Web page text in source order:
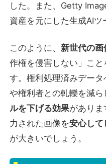
した。また、Getty
資産を元にした生成AIツ
このように、新世代の
作権を侵害しない」こ
す。権利処理済みデー
や権利者との軋轢を減
ルを下げる効果がありま
力された画像を安心して
が大きいでしょう。